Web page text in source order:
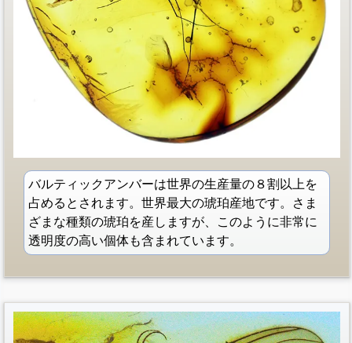
バルティックアンバーは世界の生産量の８割以上を
占めるとされます。世界最大の琥珀産地です。さま
ざまな種類の琥珀を産しますが、このように非常に
透明度の高い個体も含まれています。